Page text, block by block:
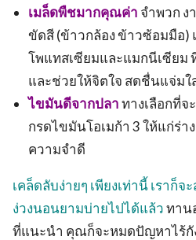
เมล็ดพืชมากคุณค่า จำพวก ง
ขัดสี (ข้าวกล้อง ข้าวซ้อมมือ)
โพแทสเซียมและแมกนีเซียม
และช่วยให้จิตใจ สดชื่นแจ่มใ
ไขมันดีจากปลาทางเลือกที่จ
กรดไขมันโอเมก้า 3 ให้แก่ร่า
ความจำดี
เคล็ดลับง่ายๆ เพียงเท่านี้ เราก็
ง่วงนอนยามบ่ายไปได้แล้วทาน
ที่แนะนำ คุณก็จะหมดปัญหาไร้กัง